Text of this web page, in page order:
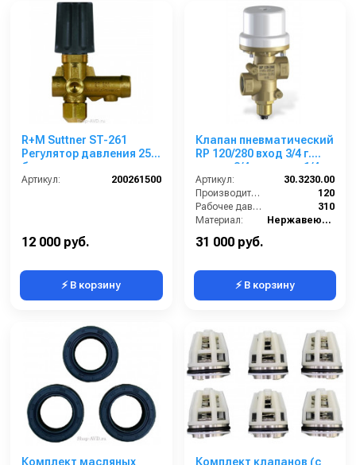
R+M Suttner ST-261
Регулятор давления 250
бар
Артикул: 200261500
12 000 руб.
⚡ В корзину
Клапан пневматический
RP 120/280 вход 3/4 г.
выход 3/4 г. воздух 1/4 г.
120 л/мин 310 бар
Артикул:
30.3230.00
Производительность (л/мин):
120
Рабочее давление (бар):
310
Материал:
Нержавеющая сталь
31 000 руб.
⚡ В корзину
Комплект масляных
Комплект клапанов (с